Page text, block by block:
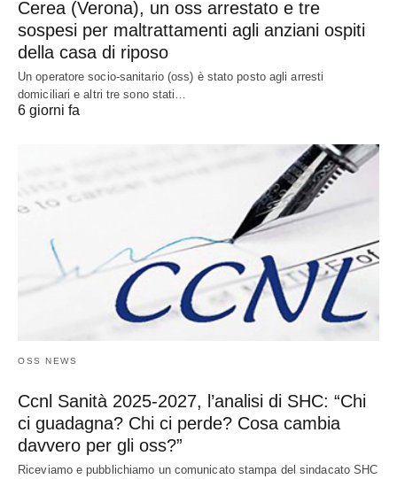
Cerea (Verona), un oss arrestato e tre
sospesi per maltrattamenti agli anziani ospiti
della casa di riposo
Un operatore socio-sanitario (oss) è stato posto agli arresti
domiciliari e altri tre sono stati…
6 giorni fa
OSS NEWS
Ccnl Sanità 2025-2027, l’analisi di SHC: “Chi
ci guadagna? Chi ci perde? Cosa cambia
davvero per gli oss?”
Riceviamo e pubblichiamo un comunicato stampa del sindacato SHC